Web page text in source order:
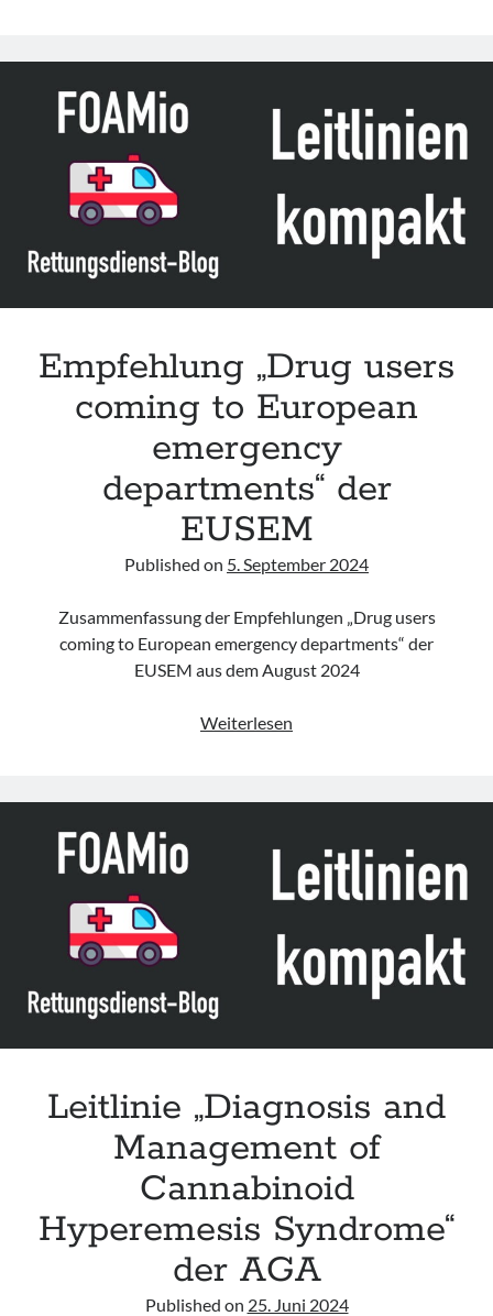
recreational
overdose
in
the
Department“
der
Empfehlung „Drug users
coming to European
emergency
departments“ der
EUSEM
Published on 5. September 2024
Zusammenfassung der Empfehlungen „Drug users
coming to European emergency departments“ der
EUSEM aus dem August 2024
Weiterlesen
coming
European
emergency
departments“
EUSEM
Leitlinie „Diagnosis and
Management of
Cannabinoid
Hyperemesis Syndrome“
der AGA
Published on 25. Juni 2024